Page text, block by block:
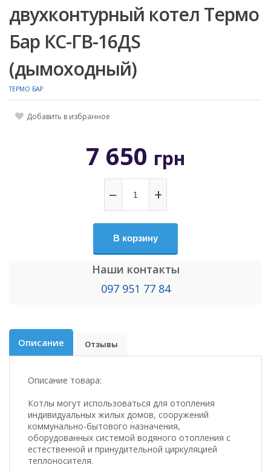
двухконтурный котел Термо
Бар КС-ГВ-16ДS
(дымоходный)
ТЕРМО БАР
Добавить в избранное
7 650 грн
− +
В корзину
Наши контакты
097 951 77 84
Описание Отзывы
Описание товара:
Котлы могут использоваться для отопления
индивидуальных жилых домов, сооружений
коммунально-бытового назначения,
оборудованных системой водяного отопления с
естественной и принудительной циркуляцией
теплоносителя.